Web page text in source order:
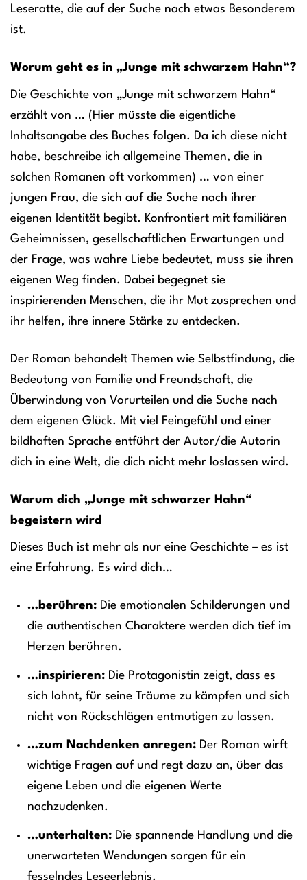
Leseratte, die auf der Suche nach etwas Besonderem
ist.
Worum geht es in „Junge mit schwarzem Hahn“?
Die Geschichte von „Junge mit schwarzem Hahn“
erzählt von … (Hier müsste die eigentliche
Inhaltsangabe des Buches folgen. Da ich diese nicht
habe, beschreibe ich allgemeine Themen, die in
solchen Romanen oft vorkommen) … von einer
jungen Frau, die sich auf die Suche nach ihrer
eigenen Identität begibt. Konfrontiert mit familiären
Geheimnissen, gesellschaftlichen Erwartungen und
der Frage, was wahre Liebe bedeutet, muss sie ihren
eigenen Weg finden. Dabei begegnet sie
inspirierenden Menschen, die ihr Mut zusprechen und
ihr helfen, ihre innere Stärke zu entdecken.
Der Roman behandelt Themen wie Selbstfindung, die
Bedeutung von Familie und Freundschaft, die
Überwindung von Vorurteilen und die Suche nach
dem eigenen Glück. Mit viel Feingefühl und einer
bildhaften Sprache entführt der Autor/die Autorin
dich in eine Welt, die dich nicht mehr loslassen wird.
Warum dich „Junge mit schwarzer Hahn“
begeistern wird
Dieses Buch ist mehr als nur eine Geschichte – es ist
eine Erfahrung. Es wird dich…
…berühren:Die emotionalen Schilderungen und
die authentischen Charaktere werden dich tief im
Herzen berühren.
…inspirieren:Die Protagonistin zeigt, dass es
sich lohnt, für seine Träume zu kämpfen und sich
nicht von Rückschlägen entmutigen zu lassen.
…zum Nachdenken anregen:Der Roman wirft
wichtige Fragen auf und regt dazu an, über das
eigene Leben und die eigenen Werte
nachzudenken.
…unterhalten:Die spannende Handlung und die
unerwarteten Wendungen sorgen für ein
fesselndes Leseerlebnis.